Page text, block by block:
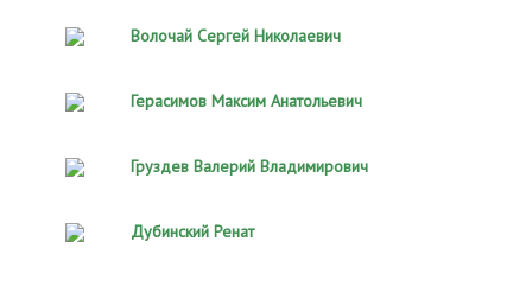
Волочай Сергей Николаевич
Герасимов Максим Анатольевич
Груздев Валерий Владимирович
Дубинский Ренат